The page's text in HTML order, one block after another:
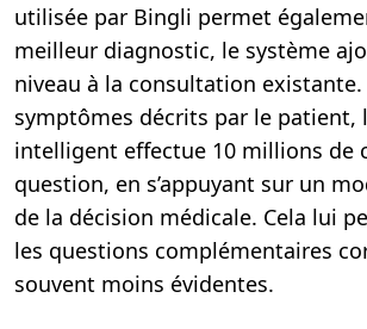
utilisée par Bingli permet
meilleur diagnostic, le système
niveau à la consultation
symptômes décrits par le patient,
intelligent effectue 10 millions de
question, en s’appuyant sur un
de la décision médicale. Cela lui
les questions complémentaires
souvent moins évidentes.